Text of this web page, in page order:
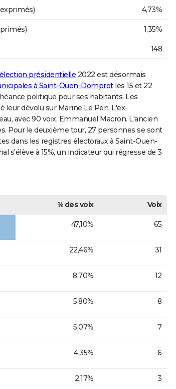
4,73%
1,35%
148
élection présidentielle 2022 est désormais
à Saint-Ouen-Domprotles 15 et 22
politique pour ses habitants. Les
leur dévolu sur Marine Le Pen. L'ex-
avec 90 voix, Emmanuel Macron. L'ancien
Pour le deuxième tour, 27 personnes se sont
dans les registres électoraux à Saint-Ouen-
s'élève à 15%, un indicateur qui régresse de 3
% des voix
Voix
47,10% 65
22,46% 31
8,70% 12
5,80% 8
5,07% 7
4,35% 6
2,17% 3